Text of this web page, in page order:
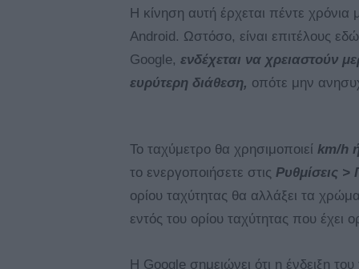
Η κίνηση αυτή έρχεται πέντε χρόνια
Android. Ωστόσο, είναι επιτέλους
Google, ενδέχεται να χρειαστούν
ευρύτερη διάθεση, οπότε μην
Το ταχύμετρο θα χρησιμοποιεί km/h
το ενεργοποιήσετε στις Ρυθμίσεις
ορίου ταχύτητας θα αλλάξει τα
εντός του ορίου ταχύτητας που έχει
Η Google σημειώνει ότι η ένδειξη